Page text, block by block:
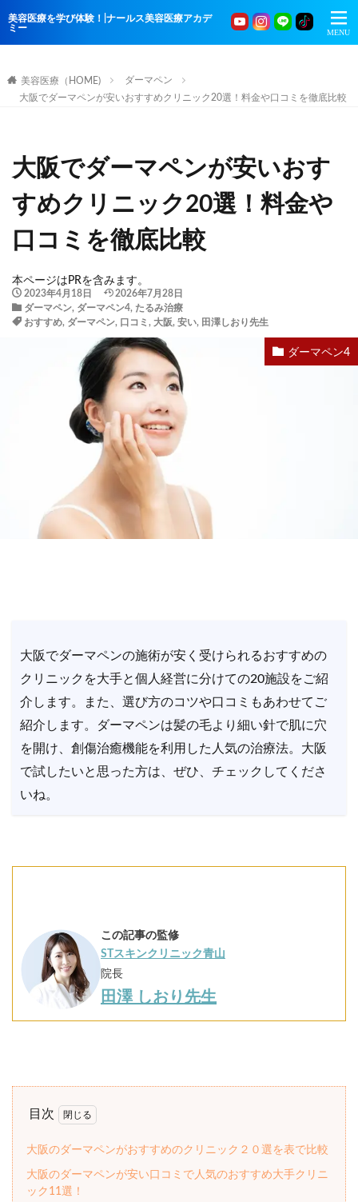
美容医療を学び体験！|ナールス美容医療アカデ
ミー
美容医療（HOME)
ダーマペン
大阪でダーマペンが安いおすすめクリニック20選！料金や口コミを徹底比較
大阪でダーマペンが安いおす
すめクリニック20選！料金や
口コミを徹底比較
本ページはPRを含みます。
2023年4月18日
2026年7月28日
ダーマペン, ダーマペン4, たるみ治療
おすすめ, ダーマペン, 口コミ , 大阪, 安い, 田澤しおり先生
ダーマペン4
大阪でダーマペンの施術が安く受けられるおすすめの
クリニックを大手と個人経営に分けての20施設をご紹
介します。また、選び方のコツや口コミもあわせてご
紹介します。ダーマペンは髪の毛より細い針で肌に穴
を開け、創傷治癒機能を利用した人気の治療法。大阪
で試したいと思った方は、ぜひ、チェックしてくださ
いね。
この記事の監修
STスキンクリニック青山
院長
田澤 しおり先生
目次
大阪のダーマペンがおすすめのクリニック２０選を表で比較
大阪のダーマペンが安い口コミで人気のおすすめ大手クリニ
ック11選！